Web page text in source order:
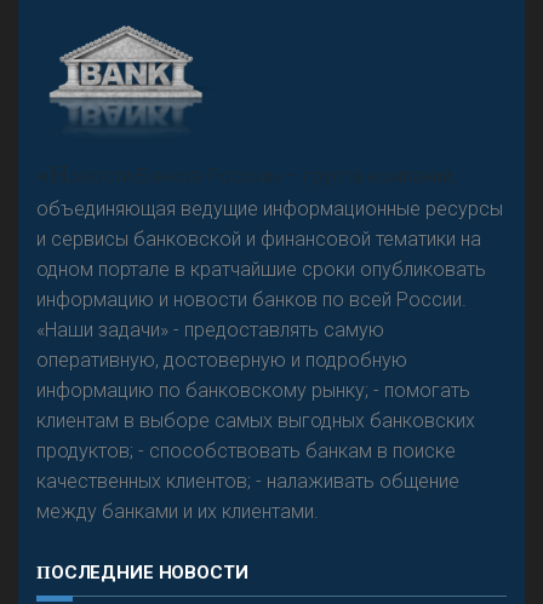
«Н
овости Банков России» – группа компаний,
объединяющая ведущие информационные ресурсы
и сервисы банковской и финансовой тематики на
одном портале в кратчайшие сроки опубликовать
информацию и новости банков по всей России.
«Наши задачи» - предоставлять самую
оперативную, достоверную и подробную
информацию по банковскому рынку; - помогать
клиентам в выборе самых выгодных банковских
продуктов; - способствовать банкам в поиске
качественных клиентов; - налаживать общение
между банками и их клиентами.
ПОСЛЕДНИЕ НОВОСТИ